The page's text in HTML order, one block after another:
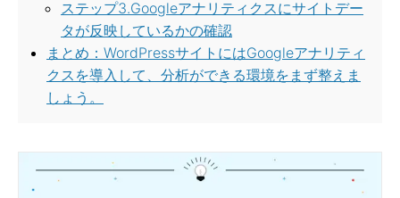
ステップ3.Googleアナリティクスにサイトデー
タが反映しているかの確認
まとめ：WordPressサイトにはGoogleアナリティ
クスを導入して、分析ができる環境をまず整えま
しょう。